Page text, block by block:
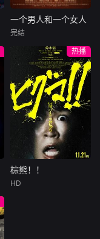
豪华别墅、名车名
表、神秘女友全部
备齐，在陈伦的精
瞬间拥有顶配人
生。
一个男人和一个女人
周汉宁
男人（黄渤
饰）和女人（倪妮
饰）飞机同时落
地，入住同一家酒
店，成为一墙之隔
的邻居。不够隔音
的房间暴露了男人
和女人因生活暂停
陷入的困境，健
康、家庭、婚姻、
一个男人和一个女人
完结
热播
棕熊！！
棕熊！！
HD